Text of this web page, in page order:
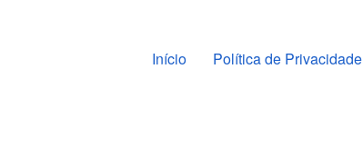
Pular para o conteúdo
Início Política de Privacidade